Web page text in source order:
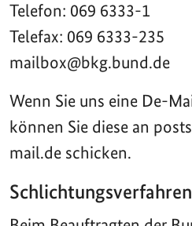
Telefon: 069 6333-1
Telefax: 069 6333-235
mailbox@bkg.bund.de
Wenn Sie uns eine De-
können Sie diese an
mail.de schicken.
Schlichtungsverfahren